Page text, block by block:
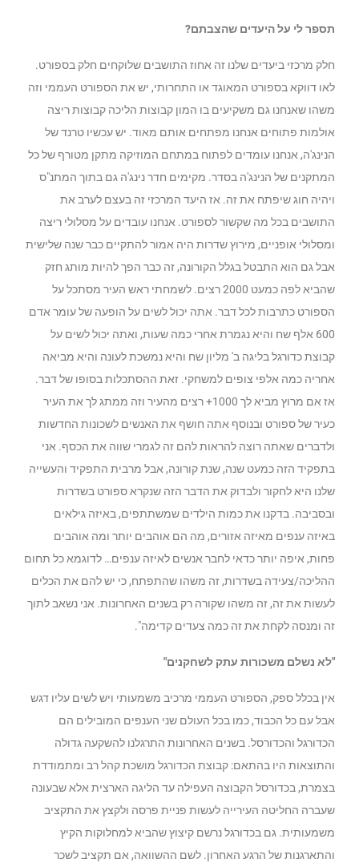
תספר לי על היעדים שהצבתם?
חלק מרכזי ביעדים שלנו זה אחוז התושבים שלוקחים חלק בספורט.
לאו דווקא בספורט המאוגד או התחרותי, יש את הספורט העממי וזה
משהו שאנחנו גם משקיעים בו המון קבוצות הליכה קבוצות ריצה
אולמות פתוחים אנחנו מפתחים אותם מאוד. יש עכשיו טרנד של
הנינג'ה, אנחנו עומדים לפתוח במתחם המוזיקה מתקן מטורף של כל
המתקנים של הנינג'ה בסדר. מקימים חדר נינג'ה גם בתוך המתנ"ס
ויהיה חוג שיפתח את זה. אז היעד המרכזי זה בעצם לערב את
התושבים בכל מה שקשור לספורט. אנחנו עובדים על מסלולי ריצה
ומסלולי אופניים, מירוץ שדרות היה אמור להתקיים כבר שנה שלישית
אבל גם הוא התבטל בגלל הקורונה, זה כבר הפך להיות מותג חזק
שהביא לפה כמעט 2000 רצים. לשמחתי ראש העיר מסתכל על
הספורט כתרבות לכל דבר. אתה יכול לשים על הופעה של עומר אדם
600 אלף שח והיא נגמרת אחרי כמה שעות, ואתה יכול לשים על
קבוצת כדורגל בליגה ב' מליון שח והיא נמשכת לעונה והיא מביאה
אחריה כמה אלפי צופים למשחקי. זאת ההסתכלות בסופו של דבר.
אז אם מרוץ מביא לך 1000+ רצים מהעיר וזה ממתג לך את העיר
כעיר של ספורט ובנוסף אתה חושף את האנשים לשכונות החדשות
ולדברים שאתה רוצה להראות להם זה לגמרי שווה את הכסף. אני
בתפקיד הזה כמעט שנה, שנת קורונה, אבל מרבית התפקיד והעשייה
שלנו היא לחקור ולבדוק את הדבר הזה שנקרא ספורט בשדרות
ובסביבה. בדקנו את כמות הילדים שמשתתפים, באיזה גילאים
באיזה ענפים מאיזה אזורים, מה הם אוהבים יותר ומה אוהבים
פחות, איפה יותר כדאי לחבר אנשים לאיזה ענפים… לדוגמא כל תחום
ההליכה/צעידה בשדרות, זה משהו שהתפתח, כי יש להם את הכלים
לעשות את זה, זה משהו שקורה רק בשנים האחרונות. אני נשאב לתוך
זה ומנסה לקחת את זה כמה צעדים קדימה".
"לא נשלם משכורות עתק לשחקנים"
אין בכלל ספק, הספורט העממי מרכיב משמעותי ויש לשים עליו דגש
אבל עם כל הכבוד, כמו בכל העולם שני הענפים המובילים הם
הכדורגל והכדורסל. בשנים האחרונות התרגלנו להשקעה גדולה
והתוצאות היו בהתאם: קבוצת הכדורגל מושכת קהל רב ומתמודדת
בצמרת, בכדורסל הקבוצה העפילה עד הליגה הארצית אלא שבעונה
שעברה החליטה העירייה לעשות פניית פרסה ולקצץ את התקציב
משמעותית. גם בכדורגל נרשם קיצוץ שהביא למחלוקות הקיץ
והתארגנות של הרגע האחרון. לשם ההשוואה, אם תקציב לשכר